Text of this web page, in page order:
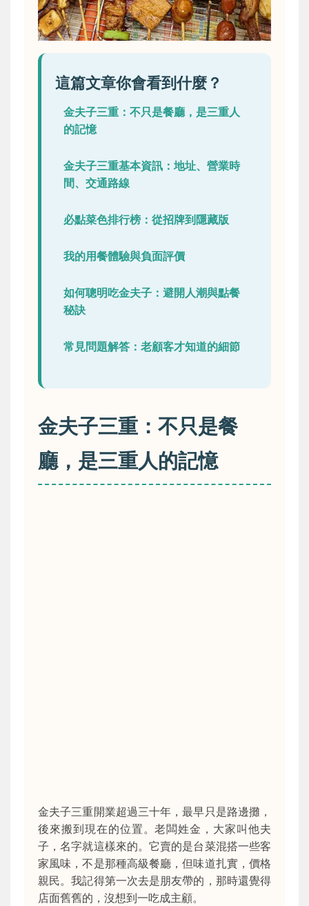
這篇文章你會看到什麼？
金夫子三重：不只是餐廳，是三重人
的記憶
金夫子三重基本資訊：地址、營業時
間、交通路線
必點菜色排行榜：從招牌到隱藏版
我的用餐體驗與負面評價
如何聰明吃金夫子：避開人潮與點餐
秘訣
常見問題解答：老顧客才知道的細節
金夫子三重：不只是餐
廳，是三重人的記憶
金夫子三重開業超過三十年，最早只是路邊攤，
後來搬到現在的位置。老闆姓金，大家叫他夫
子，名字就這樣來的。它賣的是台菜混搭一些客
家風味，不是那種高級餐廳，但味道扎實，價格
親民。我記得第一次去是朋友帶的，那時還覺得
店面舊舊的，沒想到一吃成主顧。